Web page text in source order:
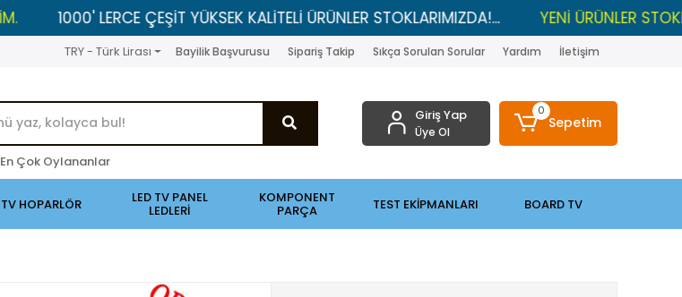
1000' LERCE ÇEŞİT YÜKSEK KALİTELİ ÜRÜNLER STOKLARIMIZDA!... YENİ ÜRÜNLER STOKLARDA
TRY - Türk Lirası Bayilik Başvurusu Sipariş Takip Sıkça Sorulan Sorular Yardım İletişim
En Çok Oylananlar
Giriş Yap
Üye Ol
0
Sepetim
TV HOPARLÖR LED TV PANEL
LEDLERİ
KOMPONENT
PARÇA TEST EKİPMANLARI BOARD TV